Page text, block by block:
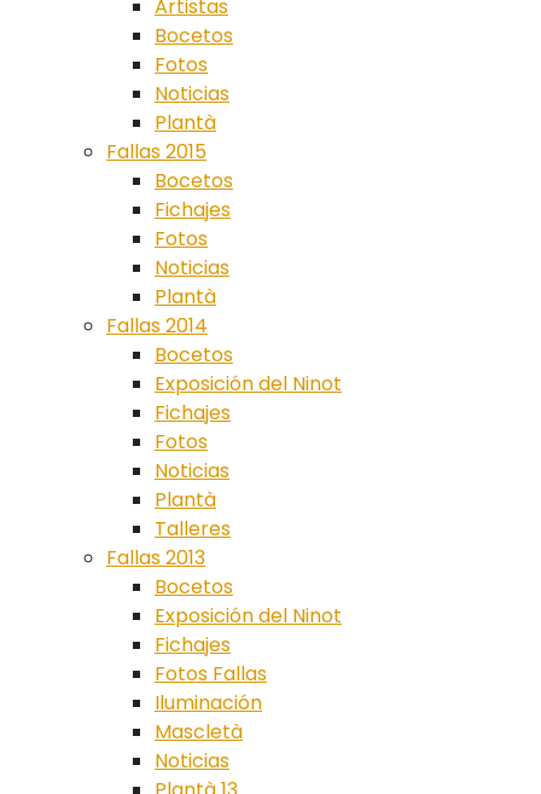
Artistas
Bocetos
Fotos
Noticias
Plantà
Fallas 2015
Bocetos
Fichajes
Fotos
Noticias
Plantà
Fallas 2014
Bocetos
Exposición del Ninot
Fichajes
Fotos
Noticias
Plantà
Talleres
Fallas 2013
Bocetos
Exposición del Ninot
Fichajes
Fotos Fallas
Iluminación
Mascletà
Noticias